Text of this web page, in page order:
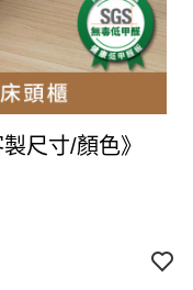
尺寸/顏色》